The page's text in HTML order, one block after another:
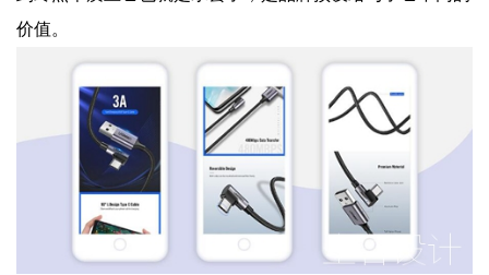
价值。